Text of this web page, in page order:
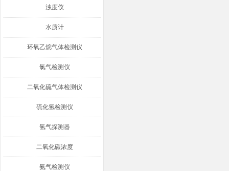
浊度仪
水质计
环氧乙烷气体检测仪
氯气检测仪
二氧化硫气体检测仪
硫化氢检测仪
氢气探测器
二氧化碳浓度
氨气检测仪